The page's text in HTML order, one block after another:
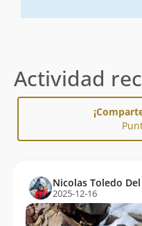
Actividad
Nicolas Toledo
2025-12-16